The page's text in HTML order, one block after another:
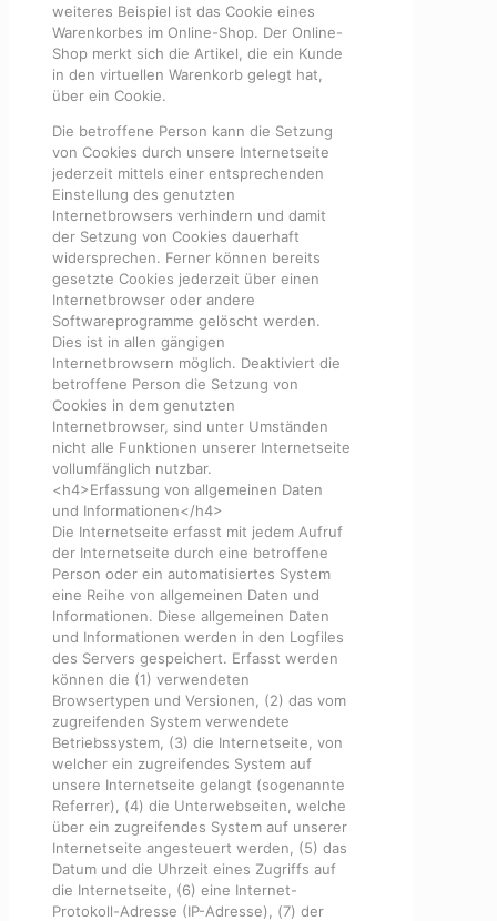
weiteres Beispiel ist das Cookie eines
Warenkorbes im Online-Shop. Der Online-
Shop merkt sich die Artikel, die ein Kunde
in den virtuellen Warenkorb gelegt hat,
über ein Cookie.
Die betroffene Person kann die Setzung
von Cookies durch unsere Internetseite
jederzeit mittels einer entsprechenden
Einstellung des genutzten
Internetbrowsers verhindern und damit
der Setzung von Cookies dauerhaft
widersprechen. Ferner können bereits
gesetzte Cookies jederzeit über einen
Internetbrowser oder andere
Softwareprogramme gelöscht werden.
Dies ist in allen gängigen
Internetbrowsern möglich. Deaktiviert die
betroffene Person die Setzung von
Cookies in dem genutzten
Internetbrowser, sind unter Umständen
nicht alle Funktionen unserer Internetseite
vollumfänglich nutzbar.
<h4>Erfassung von allgemeinen Daten
und Informationen</h4>
Die Internetseite erfasst mit jedem Aufruf
der Internetseite durch eine betroffene
Person oder ein automatisiertes System
eine Reihe von allgemeinen Daten und
Informationen. Diese allgemeinen Daten
und Informationen werden in den Logfiles
des Servers gespeichert. Erfasst werden
können die (1) verwendeten
Browsertypen und Versionen, (2) das vom
zugreifenden System verwendete
Betriebssystem, (3) die Internetseite, von
welcher ein zugreifendes System auf
unsere Internetseite gelangt (sogenannte
Referrer), (4) die Unterwebseiten, welche
über ein zugreifendes System auf unserer
Internetseite angesteuert werden, (5) das
Datum und die Uhrzeit eines Zugriffs auf
die Internetseite, (6) eine Internet-
Protokoll-Adresse (IP-Adresse), (7) der